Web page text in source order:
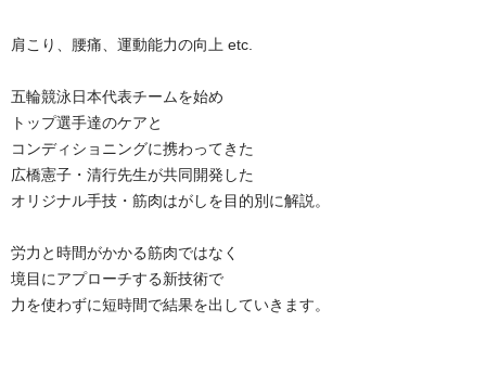
肩こり、腰痛、運動能力の向上 etc.
五輪競泳日本代表チームを始め
トップ選手達のケアと
コンディショニングに携わってきた
広橋憲子・清行先生が共同開発した
オリジナル手技・筋肉はがしを目的別に解説。
労力と時間がかかる筋肉ではなく
境目にアプローチする新技術で
力を使わずに短時間で結果を出していきます。